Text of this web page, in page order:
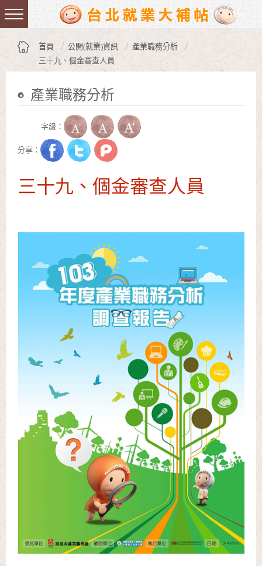
跳到主要內容區塊
:::
首頁 公開(就業)資訊
產業職務分析
三十九、個金審查人員
產業職務分析
字級：
分享：
三十九、個金審查人員